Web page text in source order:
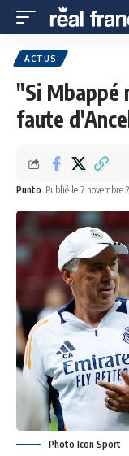
ACTUS
"Si Mbappé
faute
Punto Publié le 7 novembre
Photo Icon Sport